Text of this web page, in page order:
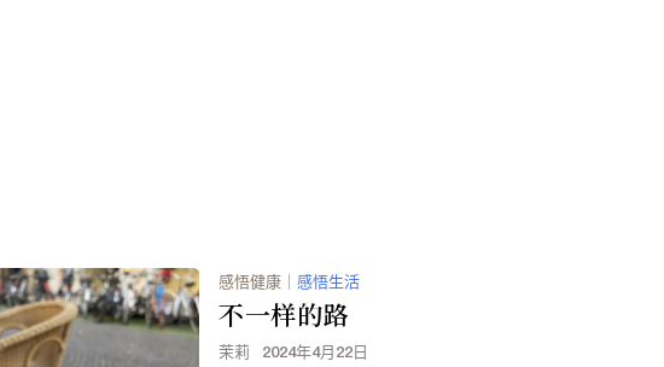
感悟健康 ｜ 感悟生活
不一样的路
茉莉 2024年4月22日